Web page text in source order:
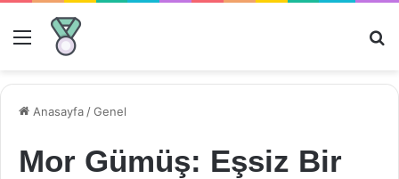
Menü
Anasayfa /Genel
Mor Gümüş: Eşsiz Bir